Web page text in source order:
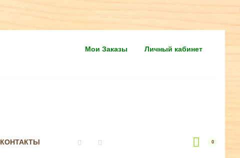
Мои Заказы Личный кабинет
КОНТАКТЫ 0